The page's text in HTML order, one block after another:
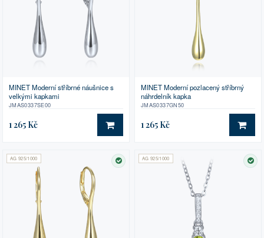
MINET Moderní stříbrné náušnice s
velkými kapkami
JMAS0337SE00
1 265 Kč DO KOŠÍKU
MINET Moderní pozlacený stříbrný
náhrdelník kapka
JMAS0337GN50
1 265 Kč DO
AG 925/1000
SKLADEM
AG 925/1000